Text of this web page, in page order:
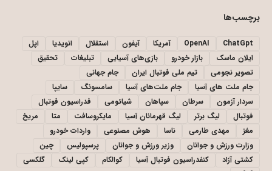
برچسب‌ها
ChatGpt
OpenAI آمریکا آیفون استقلال انویدیا
اپل
ایلان ماسک
بازار خودرو بازی‌های آسیایی تبلیغات
تحقیق
تصویر نجومی
تیم ملی فوتبال ایران
جام جهانی
جام ملت های آسیا
جام ملت‌های آسیا سامسونگ
سایپا
سردار آزمون
سرطان سپاهان شیائومی
فدراسیون فوتبال
فوتبال
لیگ برتر لیگ قهرمانان آسیا مایکروسافت متا
مریخ
مغز
مهدی طارمی ناسا هوش مصنوعی
واردات خودرو
وزارت ورزش و جوانان
وزیر ورزش و جوانان پرسپولیس
چین
کشتی آزاد
کنفدراسیون فوتبال آسیا کوالکام کپی لینک
گلکسی